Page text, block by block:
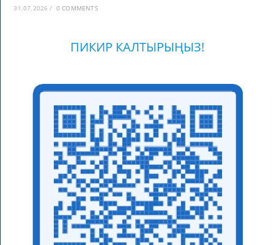
31.07.2026 / 0 COMMENTS
ПИКИР КАЛТЫРЫҢЫЗ!